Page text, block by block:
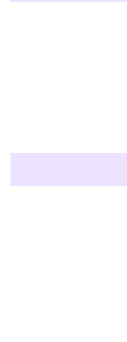
to Lovers